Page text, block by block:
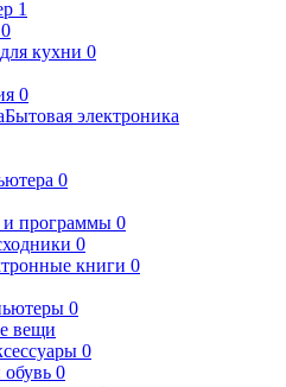
1
0
кухни 0
0
Бытовая электроника
0
программы 0
0
книги 0
0
вещи
0
обувь 0